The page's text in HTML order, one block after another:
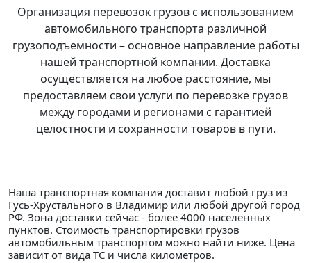
О компании
Направления
Тарифы
Международные перевозки
Контакты
Организация перевозок грузов с использованием
автомобильного транспорта различной
грузоподъемности – основное направление работы
нашей транспортной компании. Доставка
осуществляется на любое расстояние, мы
предоставляем свои услуги по перевозке грузов
между городами и регионами с гарантией
целостности и сохранности товаров в пути.
Наша транспортная компания доставит любой груз из
Гусь-Хрустального в Владимир или любой другой город
РФ. Зона доставки сейчас - более 4000 населенных
пунктов. Стоимость транспортировки грузов
автомобильным транспортом можно найти ниже. Цена
зависит от вида ТС и числа километров.